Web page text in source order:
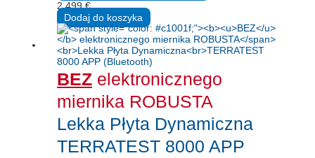
2.499€
Dodaj do koszyka
BEZ elektronicznego
miernika ROBUSTA
Lekka Płyta Dynamiczna
TERRATEST 8000 APP